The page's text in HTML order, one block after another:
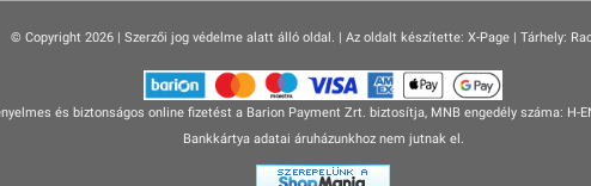
© Copyright 2026 | Szerzői jog védelme alatt álló oldal. | Az oldalt készítette: X-Page| Tárhely:
és biztonságos online fizetést a Barion Payment Zrt. biztosítja, MNB engedély száma: H-
Bankkártya adatai áruházunkhoz nem jutnak el.